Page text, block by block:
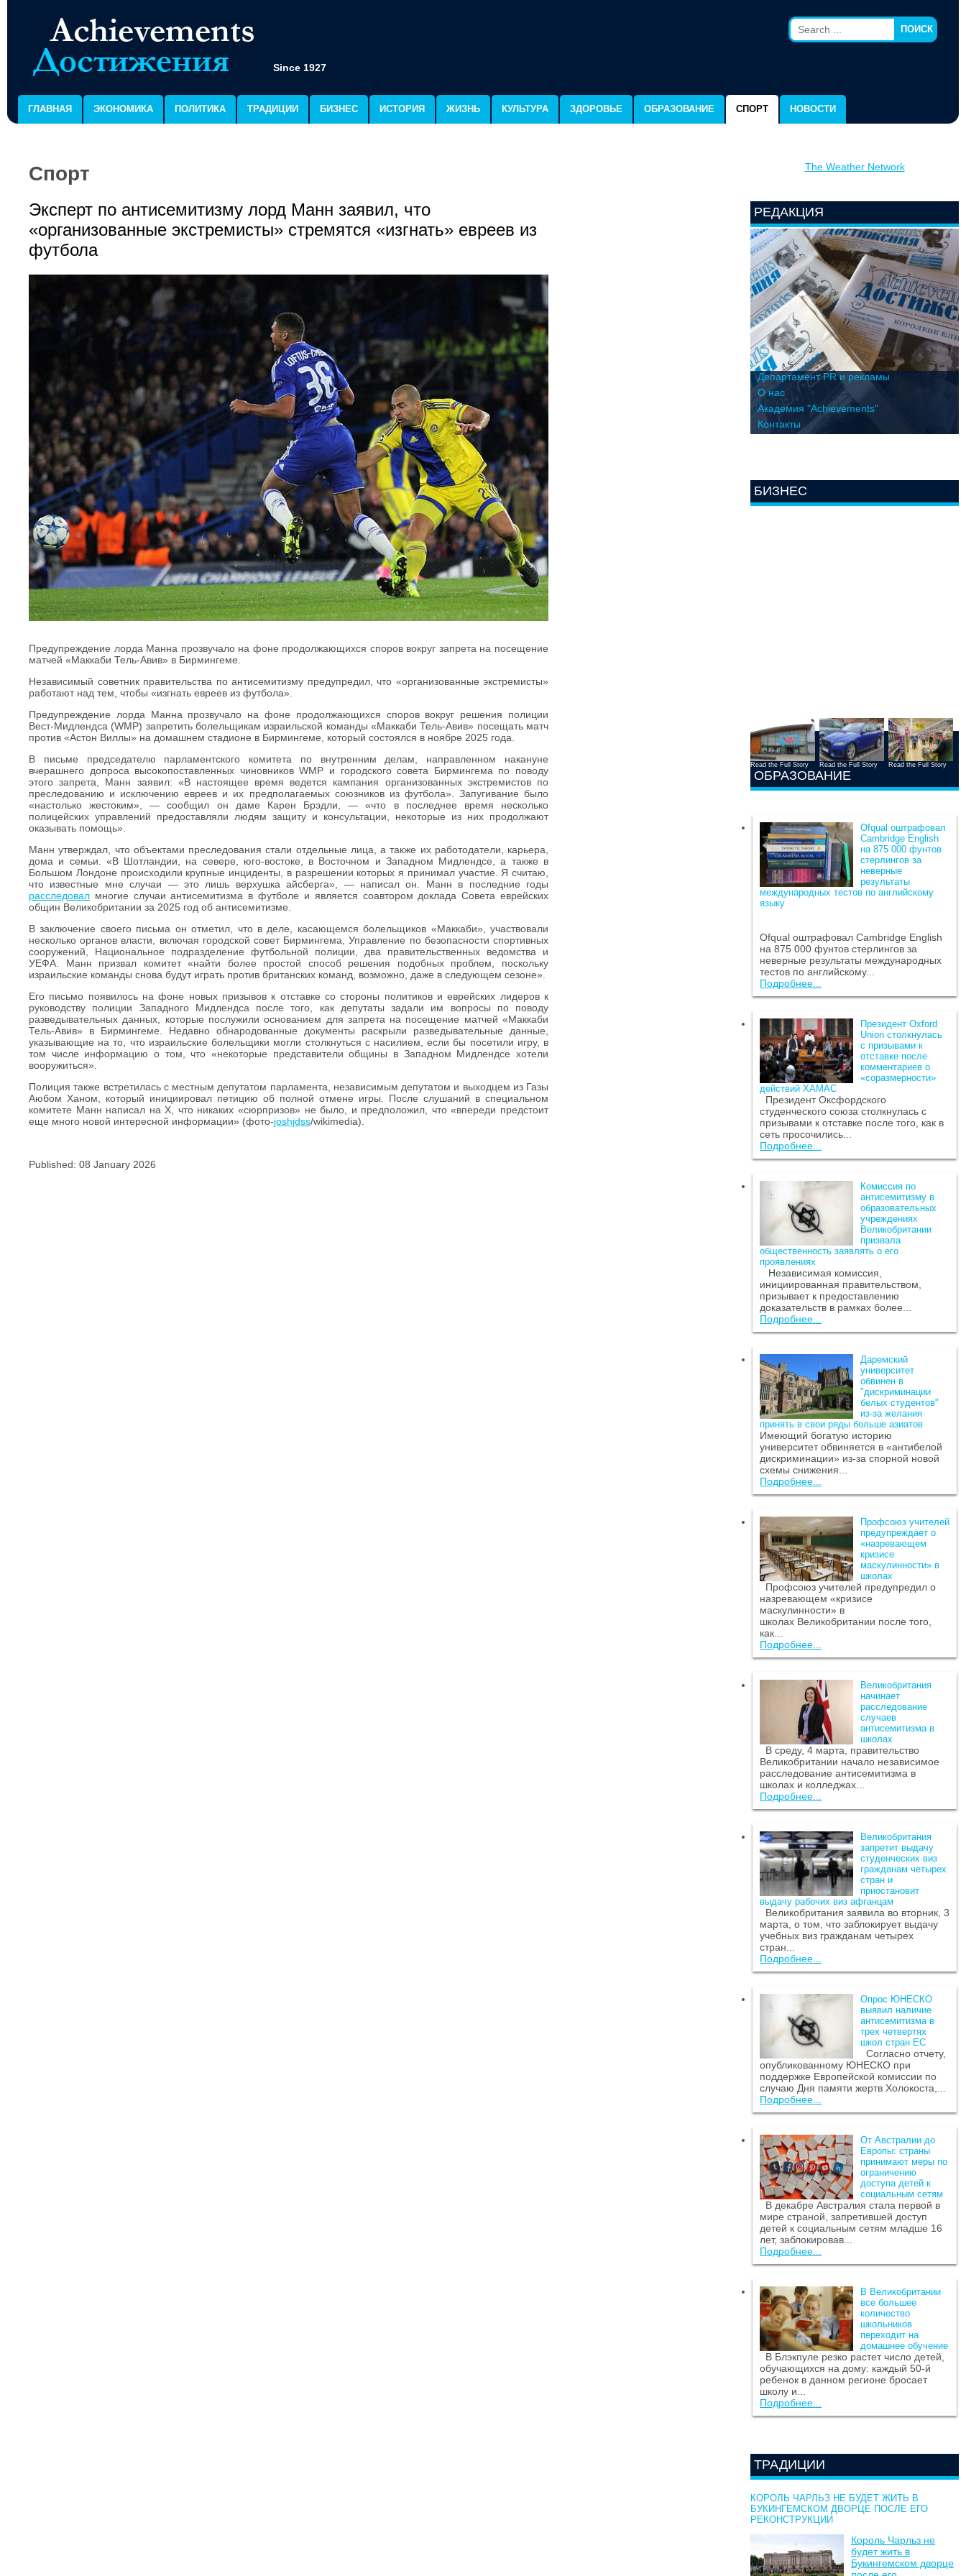
Since 1927
ПОИСК
ГЛАВНАЯ ЭКОНОМИКА ПОЛИТИКА ТРАДИЦИИ БИЗНЕС ИСТОРИЯ ЖИЗНЬ КУЛЬТУРА ЗДОРОВЬЕ ОБРАЗОВАНИЕ СПОРТ НОВОСТИ
Спорт
Эксперт по антисемитизму лорд Манн заявил, что
«организованные экстремисты» стремятся «изгнать» евреев из
футбола
Предупреждение лорда Манна прозвучало на фоне продолжающихся споров вокруг запрета на посещение
матчей «Маккаби Тель-Авив» в Бирмингеме.
Независимый советник правительства по антисемитизму предупредил, что «организованные экстремисты»
работают над тем, чтобы «изгнать евреев из футбола».
Предупреждение лорда Манна прозвучало на фоне продолжающихся споров вокруг решения полиции
Вест-Мидлендса (WMP) запретить болельщикам израильской команды «Маккаби Тель-Авив» посещать матч
против «Астон Виллы» на домашнем стадионе в Бирмингеме, который состоялся в ноябре 2025 года.
В письме председателю парламентского комитета по внутренним делам, направленном накануне
вчерашнего допроса высокопоставленных чиновников WMP и городского совета Бирмингема по поводу
этого запрета, Манн заявил: «В настоящее время ведется кампания организованных экстремистов по
преследованию и исключению евреев и их предполагаемых союзников из футбола». Запугивание было
«настолько жестоким», — сообщил он даме Карен Брэдли, — «что в последнее время несколько
полицейских управлений предоставляли людям защиту и консультации, некоторые из них продолжают
оказывать помощь».
Манн утверждал, что объектами преследования стали отдельные лица, а также их работодатели, карьера,
дома и семьи. «В Шотландии, на севере, юго-востоке, в Восточном и Западном Мидлендсе, а также в
Большом Лондоне происходили крупные инциденты, в разрешении которых я принимал участие. Я считаю,
что известные мне случаи — это лишь верхушка айсберга», — написал он. Манн в последние годы
расследовал многие случаи антисемитизма в футболе и является соавтором доклада Совета еврейских
общин Великобритании за 2025 год об антисемитизме.
В заключение своего письма он отметил, что в деле, касающемся болельщиков «Маккаби», участвовали
несколько органов власти, включая городской совет Бирмингема, Управление по безопасности спортивных
сооружений, Национальное подразделение футбольной полиции, два правительственных ведомства и
УЕФА. Манн призвал комитет «найти более простой способ решения подобных проблем, поскольку
израильские команды снова будут играть против британских команд, возможно, даже в следующем сезоне».
Его письмо появилось на фоне новых призывов к отставке со стороны политиков и еврейских лидеров к
руководству полиции Западного Мидлендса после того, как депутаты задали им вопросы по поводу
разведывательных данных, которые послужили основанием для запрета на посещение матчей «Маккаби
Тель-Авив» в Бирмингеме. Недавно обнародованные документы раскрыли разведывательные данные,
указывающие на то, что израильские болельщики могли столкнуться с насилием, если бы посетили игру, в
том числе информацию о том, что «некоторые представители общины в Западном Мидлендсе хотели
вооружиться».
Полиция также встретилась с местным депутатом парламента, независимым депутатом и выходцем из Газы
Аюбом Ханом, который инициировал петицию об полной отмене игры. После слушаний в специальном
комитете Манн написал на X, что никаких «сюрпризов» не было, и предположил, что «впереди предстоит
еще много новой интересной информации» (фото-joshjdss/wikimedia).
Published: 08 January 2026
The Weather Network
РЕДАКЦИЯ
Департамент PR и рекламы
О нас
Академия "Achievements"
Контакты
БИЗНЕС
Read the Full Story Read the Full Story Read the Full Story
ОБРАЗОВАНИЕ
Ofqual оштрафовал
Cambridge English
на 875 000 фунтов
стерлингов за
неверные
результаты
международных тестов по английскому
языку
Ofqual оштрафовал Cambridge English
на 875 000 фунтов стерлингов за
неверные результаты международных
тестов по английскому...
Подробнее...
Президент Oxford
Union столкнулась
с призывами к
отставке после
комментариев о
«соразмерности»
действий ХАМАС
Президент Оксфордского
студенческого союза столкнулась с
призывами к отставке после того, как в
сеть просочились...
Подробнее...
Комиссия по
антисемитизму в
образовательных
учреждениях
Великобритании
призвала
общественность заявлять о его
проявлениях
Независимая комиссия,
инициированная правительством,
призывает к предоставлению
доказательств в рамках более...
Подробнее...
Даремский
университет
обвинен в
"дискриминации
белых студентов"
из-за желания
принять в свои ряды больше азиатов
Имеющий богатую историю
университет обвиняется в «антибелой
дискриминации» из-за спорной новой
схемы снижения...
Подробнее...
Профсоюз учителей
предупреждает о
«назревающем
кризисе
маскулинности» в
школах
Профсоюз учителей предупредил о
назревающем «кризисе
маскулинности» в
школах Великобритании после того,
как...
Подробнее...
Великобритания
начинает
расследование
случаев
антисемитизма в
школах
В среду, 4 марта, правительство
Великобритании начало независимое
расследование антисемитизма в
школах и колледжах...
Подробнее...
Великобритания
запретит выдачу
студенческих виз
гражданам четырех
стран и
приостановит
выдачу рабочих виз афганцам
Великобритания заявила во вторник, 3
марта, о том, что заблокирует выдачу
учебных виз гражданам четырех
стран...
Подробнее...
Опрос ЮНЕСКО
выявил наличие
антисемитизма в
трех четвертях
школ стран ЕС
Согласно отчету,
опубликованному ЮНЕСКО при
поддержке Европейской комиссии по
случаю Дня памяти жертв Холокоста,...
Подробнее...
От Австралии до
Европы: страны
принимают меры по
ограничению
доступа детей к
социальным сетям
В декабре Австралия стала первой в
мире страной, запретившей доступ
детей к социальным сетям младше 16
лет, заблокировав...
Подробнее...
В Великобритании
все большее
количество
школьников
переходит на
домашнее обучение
В Блэкпуле резко растет число детей,
обучающихся на дому: каждый 50-й
ребенок в данном регионе бросает
школу и...
Подробнее...
ТРАДИЦИИ
КОРОЛЬ ЧАРЛЬЗ НЕ БУДЕТ ЖИТЬ В
БУКИНГЕМСКОМ ДВОРЦЕ ПОСЛЕ ЕГО
РЕКОНСТРУКЦИИ
Король Чарльз не
будет жить в
Букингемском дворце